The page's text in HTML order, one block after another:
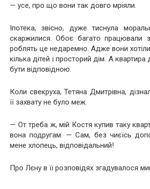
— усе, про що вони так довго мріяли.
Іпотека, звісно, дуже тиснула
скаржилися. Обоє багато працювали
роблять це недаремно. Адже вони
кілька дітей і просторий дім. А квартира
бути відповідною.
Коли свекруха, Тетяна Дмитрівна,
її захвату не було меж.
— От треба ж, мій Костя купив таку
вона подругам. — Сам, без чиєїсь
мене хлопець, відповідальний!
Про Лєну в її розповідях згадувалося